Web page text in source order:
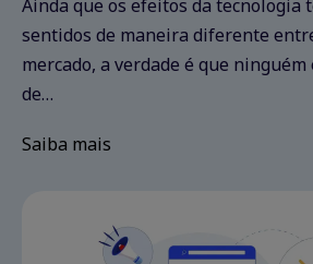
Ainda que os efeitos da tecnologia
sentidos de maneira diferente
mercado, a verdade é que ninguém
de…
Saiba mais